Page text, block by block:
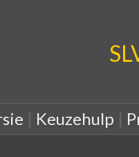
| Keuzehulp |